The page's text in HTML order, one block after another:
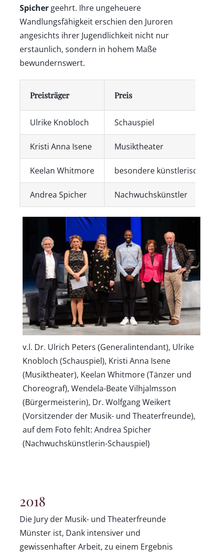
Spichergeehrt. Ihre ungeheuere
Wandlungsfähigkeit erschien den Juroren
angesichts ihrer Jugendlichkeit nicht nur
erstaunlich, sondern in hohem Maße
bewundernswert.
Preisträger Preis
Ulrike Knobloch Schauspiel
Kristi Anna Isene Musiktheater
Keelan Whitmore besondere künstlerische
Andrea Spicher Nachwuchskünstler
v.l. Dr. Ulrich Peters (Generalintendant), Ulrike
Knobloch (Schauspiel), Kristi Anna Isene
(Musiktheater), Keelan Whitmore (Tänzer und
Choreograf), Wendela-Beate Vilhjalmsson
(Bürgermeisterin), Dr. Wolfgang Weikert
(Vorsitzender der Musik- und Theaterfreunde),
auf dem Foto fehlt: Andrea Spicher
(Nachwuchskünstlerin-Schauspiel)
2018
Die Jury der Musik- und Theaterfreunde
Münster ist, Dank intensiver und
gewissenhafter Arbeit, zu einem Ergebnis